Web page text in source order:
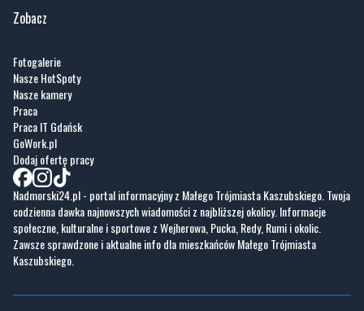
Nasze HotSpoty
Praca IT Gdańsk
GoWork.pl
Dodaj ofertę pracy
Nadmorski24.pl - portal informacyjny z Małego Trójmiasta Kaszubskiego. Twoja
codzienna dawka najnowszych wiadomości z najbliższej okolicy. Informacje
społeczne, kulturalne i sportowe z Wejherowa, Pucka, Redy, Rumi i okolic.
Zawsze sprawdzone i aktualne info dla mieszkańców Małego Trójmiasta
Kaszubskiego.